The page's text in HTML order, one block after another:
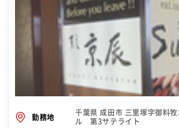
勤務地
千葉県 成田市 三里塚字御料
ル 第3サテライト